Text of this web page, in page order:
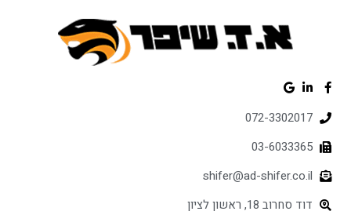
072-3302017
03-6033365
shifer@ad-shifer.co.il
דוד סחרוב 18, ראשון לציון